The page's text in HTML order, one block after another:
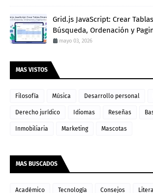
Grid.js JavaScript: Crear
Búsqueda, Ordenación y
mayo 03, 2026
MAS VISTOS
Filosofía Música Desarrollo personal
Derecho jurídico Idiomas Reseñas
Inmobiliaria Marketing Mascotas
MAS BUSCADOS
Académico Tecnología Consejos